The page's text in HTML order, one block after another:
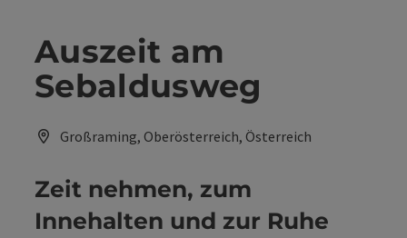
Auszeit am
Sebaldusweg
Großraming, Oberösterreich, Österreich
Zeit nehmen, zum
Innehalten und zur Ruhe